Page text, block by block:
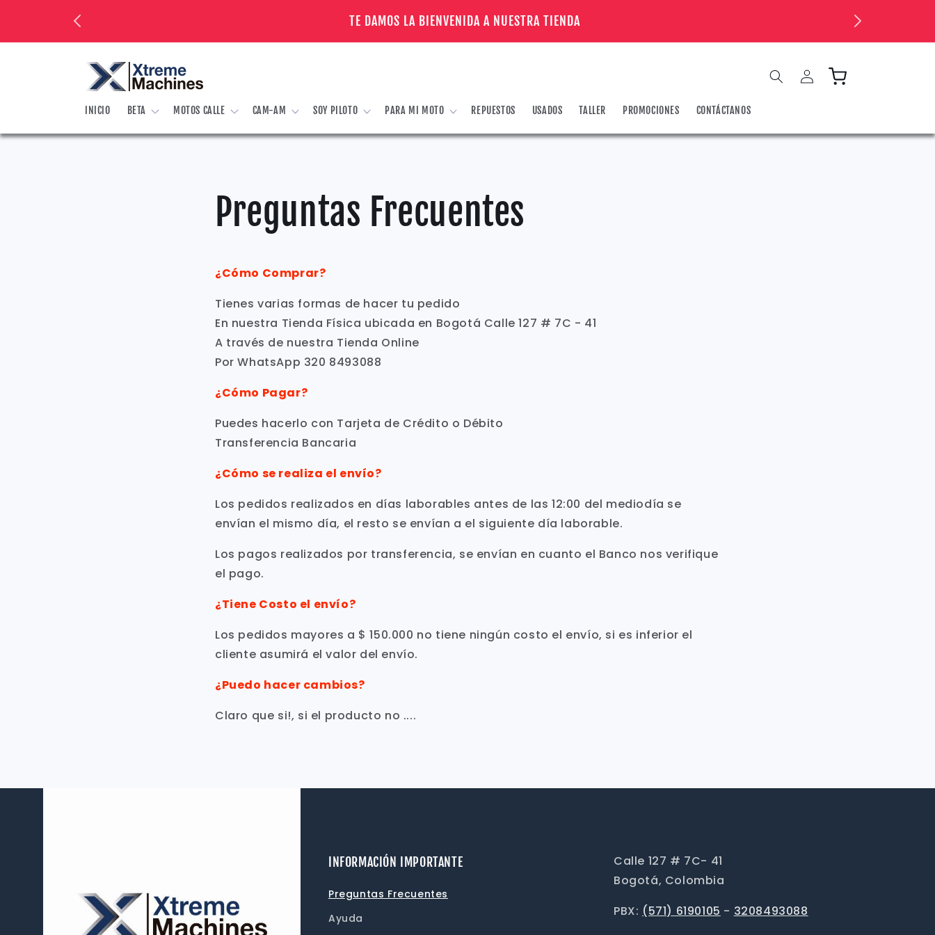
directamente
al contenido
TE DAMOS LA BIENVENIDA A NUESTRA TIENDA
INICIO BETA MOTOS CALLE CAM-AM SOY PILOTO PARA MI MOTO REPUESTOS USADOS TALLER PROMOCIONES CONTÁCTANOS
Iniciar
sesión
Carrito
Preguntas Frecuentes
¿Cómo Comprar?
Tienes varias formas de hacer tu pedido
En nuestra Tienda Física ubicada en Bogotá Calle 127 # 7C - 41
A través de nuestra Tienda Online
Por WhatsApp 320 8493088
¿Cómo Pagar?
Puedes hacerlo con Tarjeta de Crédito o Débito
Transferencia Bancaria
¿Cómo se realiza el envío?
Los pedidos realizados en días laborables antes de las 12:00 del mediodía se
envían el mismo día, el resto se envían a el siguiente día laborable.
Los pagos realizados por transferencia, se envían en cuanto el Banco nos verifique
el pago.
¿Tiene Costo el envío?
Los pedidos mayores a $ 150.000 no tiene ningún costo el envío, si es inferior el
cliente asumirá el valor del envío.
¿Puedo hacer cambios?
Claro que si!, si el producto no ....
INFORMACIÓN IMPORTANTE
Preguntas Frecuentes
Ayuda
Calle 127 # 7C- 41
Bogotá, Colombia
PBX: (571) 6190105 - 3208493088